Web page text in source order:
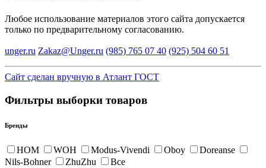
Любое использование материалов этого сайта допускается
только по предварительному согласованию.
unger.ru Zakaz@Unger.ru (985) 765 07 40 (925) 504 60 51
Сайт сделан вручную в Атлант ГОСТ
Фильтры выборки товаров
Бренды
HOM WOH Modus-Vivendi Oboy
Doreanse
Nils-Bohner
ZhuZhu Все